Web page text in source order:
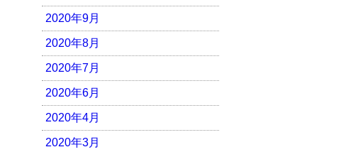
2020年9月
2020年8月
2020年7月
2020年6月
2020年4月
2020年3月